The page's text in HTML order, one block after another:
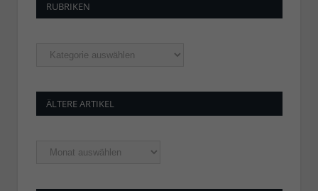
RUBRIKEN
Rubriken
ÄLTERE ARTIKEL
Ältere
Artikel